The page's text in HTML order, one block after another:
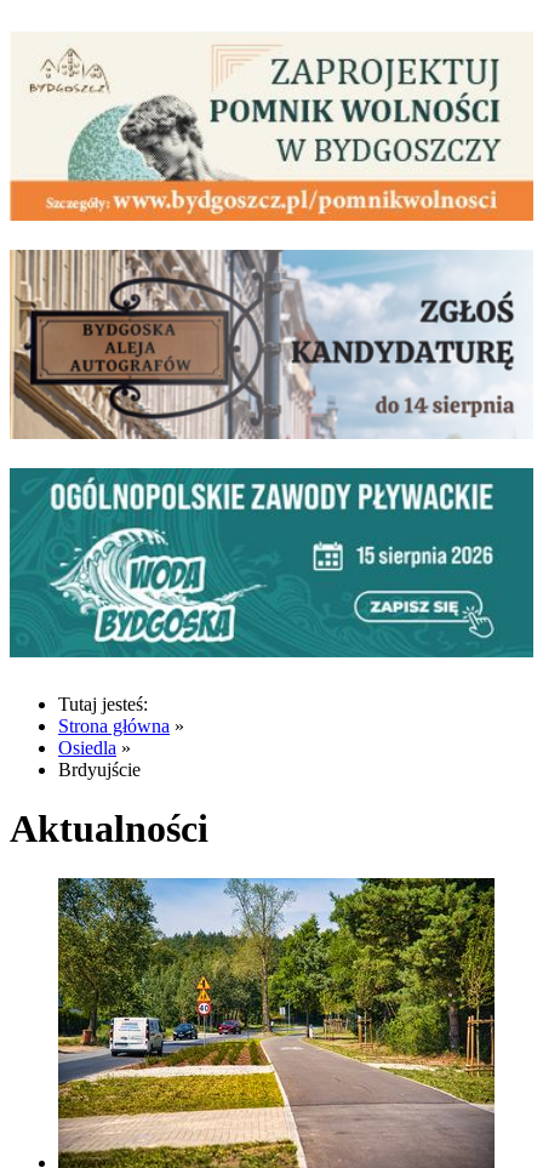
Tutaj jesteś:
Strona główna »
Osiedla »
Brdyujście
Aktualności